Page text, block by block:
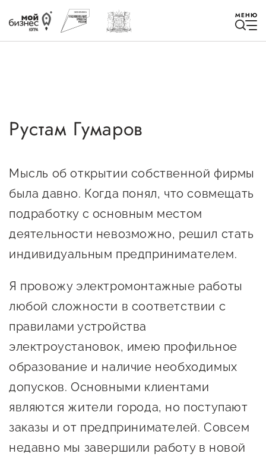
МЕНЮ
Избранное
Быть в курсе
Истории успеха
Мероприятия
Социальные сети "Мой
Бизнес Югра"
Меры поддержки
Навигатор по мерам
Консультационная поддержка
Рустам Гумаров
Мысль об открытии собственной фирмы
была давно. Когда понял, что совмещать
подработку с основным местом
деятельности невозможно, решил стать
индивидуальным предпринимателем.
Я провожу электромонтажные работы
любой сложности в соответствии с
правилами устройства
электроустановок, имею профильное
образование и наличие необходимых
допусков. Основными клиентами
являются жители города, но поступают
заказы и от предпринимателей. Совсем
недавно мы завершили работу в новой